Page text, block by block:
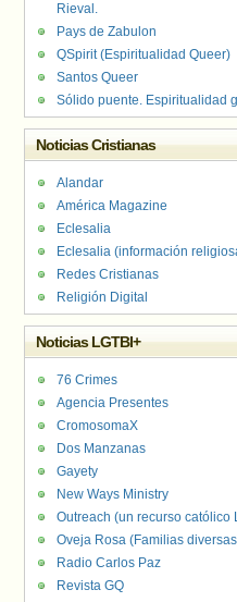
Rieval.
Pays de Zabulon
QSpirit (Espiritualidad Queer)
Santos Queer
Sólido puente. Espiritualidad
Noticias Cristianas
Alandar
América Magazine
Eclesalia
Eclesalia (información
Redes Cristianas
Religión Digital
Noticias LGTBI+
76 Crimes
Agencia Presentes
CromosomaX
Dos Manzanas
Gayety
New Ways Ministry
Outreach (un recurso católico
Oveja Rosa (Familias
Radio Carlos Paz
Revista GQ